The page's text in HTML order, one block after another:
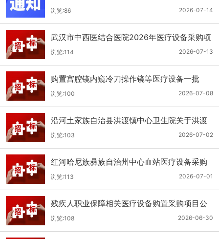
通知
2026-07-14
浏览:86
武汉市中西医结合医院2026年医疗设备采购项
目四公开招标公告
2026-07-13
浏览:114
购置宫腔镜内窥冷刀操作镜等医疗设备一批
（双盲+远程异地+分散）
2026-07-08
浏览:100
沿河土家族自治县洪渡镇中心卫生院关于洪渡
镇中心卫生院县域医疗次中心医疗设备采购项
目的公开招标公告
2026-07-02
浏览:103
红河哈尼族彝族自治州中心血站医疗设备采购
（二次）公开招标公告
2026-07-01
浏览:113
残疾人职业保障相关医疗设备购置采购项目公
开招标招标公告
2026-06-30
浏览:108